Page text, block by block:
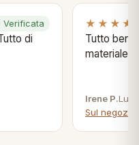
Verificata
di
Tutto bene
materiale .
Irene P.Lug
Sul negozio